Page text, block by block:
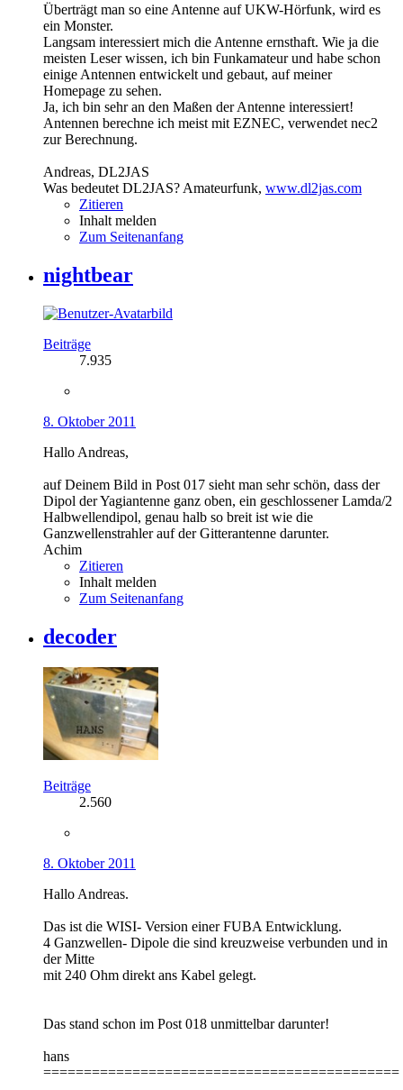
Überträgt man so eine Antenne auf UKW-Hörfunk, wird es
ein Monster.
Langsam interessiert mich die Antenne ernsthaft. Wie ja die
meisten Leser wissen, ich bin Funkamateur und habe schon
einige Antennen entwickelt und gebaut, auf meiner
Homepage zu sehen.
Ja, ich bin sehr an den Maßen der Antenne interessiert!
Antennen berechne ich meist mit EZNEC, verwendet nec2
zur Berechnung.
Andreas, DL2JAS
Was bedeutet DL2JAS? Amateurfunk, www.dl2jas.com
Zitieren
Inhalt melden
Zum Seitenanfang
nightbear
Beiträge
7.935
8. Oktober 2011
Hallo Andreas,
auf Deinem Bild in Post 017 sieht man sehr schön, dass der
Dipol der Yagiantenne ganz oben, ein geschlossener Lamda/2
Halbwellendipol, genau halb so breit ist wie die
Ganzwellenstrahler auf der Gitterantenne darunter.
Achim
Zitieren
Inhalt melden
Zum Seitenanfang
decoder
Beiträge
2.560
8. Oktober 2011
Hallo Andreas.
Das ist die WISI- Version einer FUBA Entwicklung.
4 Ganzwellen- Dipole die sind kreuzweise verbunden und in
der Mitte
mit 240 Ohm direkt ans Kabel gelegt.
Das stand schon im Post 018 unmittelbar darunter!
hans
============================================